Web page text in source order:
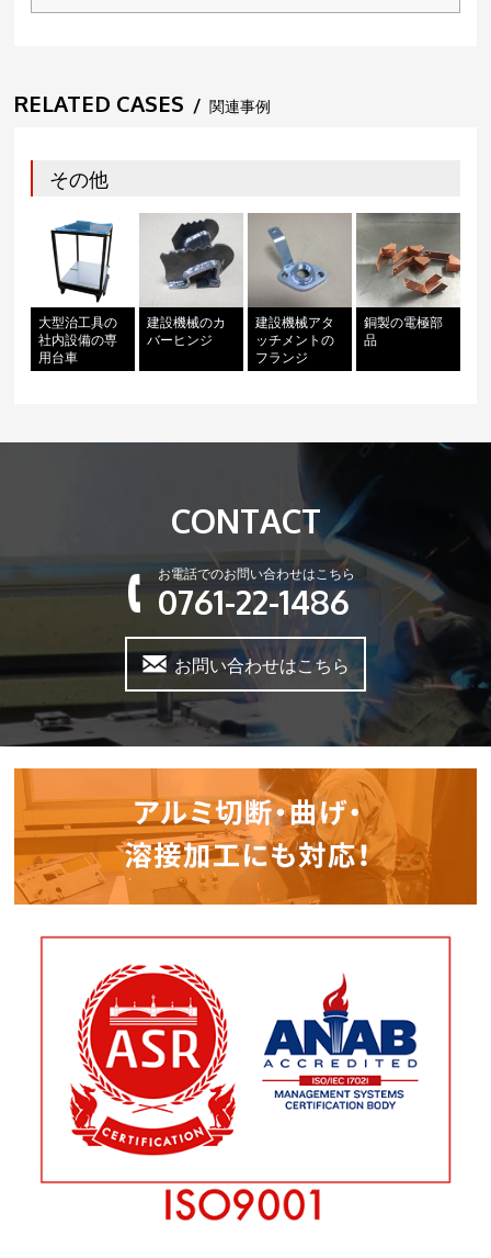
RELATED CASES / 関連事例
その他
大型治工具の
社内設備の専
用台車
建設機械のカ
バーヒンジ
建設機械アタ
ッチメントの
フランジ
銅製の電極部
品
CONTACT
お電話でのお問い合わせはこちら
0761-22-1486
お問い合わせはこちら